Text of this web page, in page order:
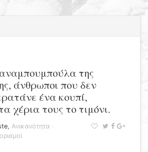
της
άνθρωποι που δεν
ένα κουπί,
χέρια τους το τιμόνι.
, Ανικανότητα ·